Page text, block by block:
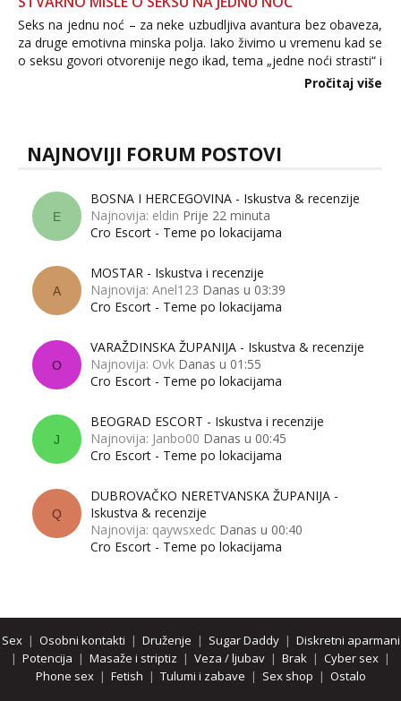
Seks na jednu noć – za neke uzbudljiva avantura bez obaveza,
za druge emotivna minska polja. Iako živimo u vremenu kad se
o seksu govori otvorenije nego ikad, tema „jedne noći strasti“ i
dalje izaziva burne rasprave. Što zapravo misle žene, a što
Pročitaj više
NAJNOVIJI FORUM POSTOVI
E
BOSNA I HERCEGOVINA - Iskustva & recenzije
Najnovija: eldin Prije 22 minuta
Cro Escort - Teme po lokacijama
A
MOSTAR - Iskustva i recenzije
Najnovija: Anel123 Danas u 03:39
Cro Escort - Teme po lokacijama
O
VARAŽDINSKA ŽUPANIJA - Iskustva & recenzije
Najnovija: Ovk Danas u 01:55
Cro Escort - Teme po lokacijama
J
BEOGRAD ESCORT - Iskustva i recenzije
Najnovija: Janbo00 Danas u 00:45
Cro Escort - Teme po lokacijama
Q
DUBROVAČKO NERETVANSKA ŽUPANIJA -
Iskustva & recenzije
Najnovija: qaywsxedc Danas u 00:40
Cro Escort - Teme po lokacijama
Sex| Osobni kontakti | Druženje | Sugar Daddy| Diskretni aparmani
| Potencija | Masaže i striptiz | Veza / ljubav | Brak | Cyber sex |
Phone sex| Fetish | Tulumi i zabave | Sex shop | Ostalo